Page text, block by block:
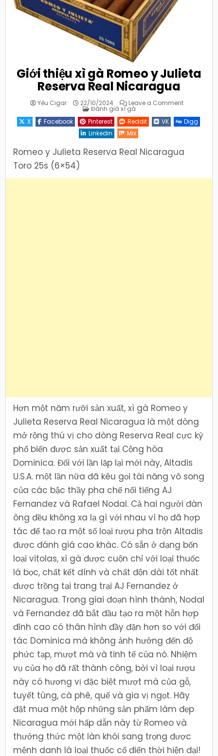
Giới thiệu xì gà Romeo y Julieta
Reserva Real Nicaragua
Yêu Cigar 22/10/2024 Leave a Commenton
xì
gà
Reserva
Real
Posted
Đánh giá xì gà
X
Facebook Pinterest Reddit VK
Digg
Linkedin
Mix
Romeo y Julieta Reserva Real Nicaragua
Toro 25s (6×54)
Hơn một năm rưỡi sản xuất, xì gà Romeo y
Julieta Reserva Real Nicaragua là một dòng
mở rộng thú vị cho dòng Reserva Real cực kỳ
phổ biến được sản xuất tại Cộng hòa
Dominica. Đối với lần lặp lại mới này, Altadis
U.S.A. một lần nữa đã kêu gọi tài năng vô song
của các bậc thầy pha chế nổi tiếng AJ
Fernandez và Rafael Nodal. Cả hai người đàn
ông đều không xa lạ gì với nhau vì họ đã hợp
tác để tạo ra một số loại rượu pha trộn Altadis
được đánh giá cao khác. Có sẵn ở dạng bốn
loại vitolas, xì gà được cuộn chỉ với loại thuốc
lá bọc, chất kết dính và chất độn dài tốt nhất
được trồng tại trang trại AJ Fernandez ở
Nicaragua. Trong giai đoạn hình thành, Nodal
và Fernandez đã bắt đầu tạo ra một hỗn hợp
đỉnh cao có thân hình đầy đặn hơn so với đối
tác Dominica mà không ảnh hưởng đến độ
phức tạp, mượt mà và tinh tế của nó. Nhiệm
vụ của họ đã rất thành công, bởi vì loại rượu
này có hương vị đặc biệt mượt mà của gỗ,
tuyết tùng, cà phê, quế và gia vị ngọt. Hãy
đặt mua một hộp những sản phẩm làm đẹp
Nicaragua mới hấp dẫn này từ Romeo và
thưởng thức một làn khói sang trọng được
mệnh danh là loại thuốc cổ điển thời hiện đại!